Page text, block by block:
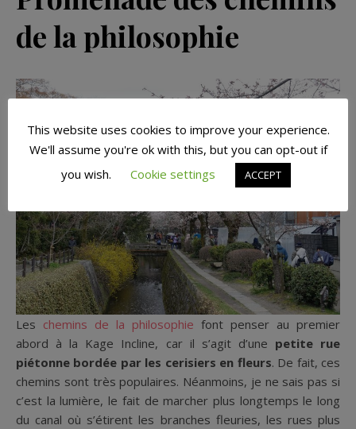
de la philosophie
Les chemins de la philosophie font penser au premier
abord à la Kage Incline, car il s’agit d’une petite rue
piétonne bordée par les cerisiers en fleurs. De fait, ces
chemins sont très populaires. Néanmoins, je ne sais pas si
c’est la lumière, le fait de marcher plus longtemps le long
du canal où s’étirent les branches fleuries, les rues plus
This website uses cookies to improve your experience.
We'll assume you're ok with this, but you can opt-out if
you wish.
Cookie settings ACCEPT